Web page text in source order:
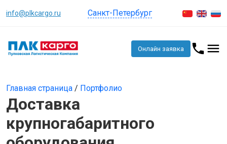
info@plkcargo.ru Санкт-Петербург
Онлайн заявка
Главная страница / Портфолио
Доставка
крупногабаритного